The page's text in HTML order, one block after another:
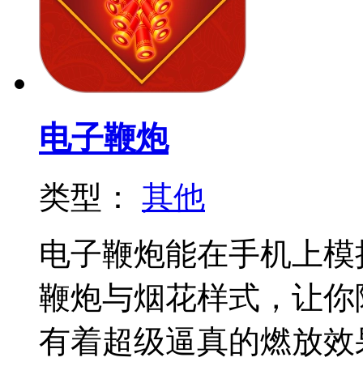
电子鞭炮
类型： 其他
电子鞭炮能在手机上
鞭炮与烟花样式，让
有着超级逼真的燃放